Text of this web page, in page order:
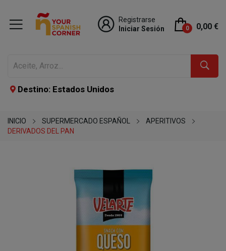
Registrarse
Iniciar Sesión
0 0,00 €
Destino: Estados Unidos
INICIO SUPERMERCADO ESPAÑOL
APERITIVOS
DERIVADOS DEL PAN